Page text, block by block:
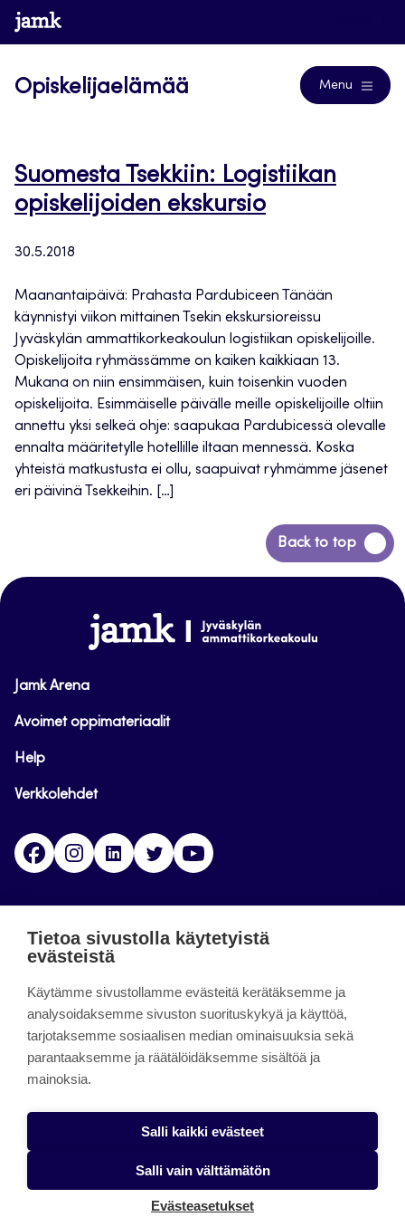
Siirry
suoraan
www.jamk.fi
Opiskelijaelämää Menu
Suomesta Tsekkiin: Logistiikan
opiskelijoiden ekskursio
30.5.2018
Maanantaipäivä: Prahasta Pardubiceen Tänään
käynnistyi viikon mittainen Tsekin ekskursioreissu
Jyväskylän ammattikorkeakoulun logistiikan opiskelijoille.
Opiskelijoita ryhmässämme on kaiken kaikkiaan 13.
Mukana on niin ensimmäisen, kuin toisenkin vuoden
opiskelijoita. Esimmäiselle päivälle meille opiskelijoille oltiin
annettu yksi selkeä ohje: saapukaa Pardubicessä olevalle
ennalta määritetylle hotellille iltaan mennessä. Koska
yhteistä matkustusta ei ollu, saapuivat ryhmämme jäsenet
eri päivinä Tsekkeihin. […]
Back to top
Siirry
takaisin
www.jamk.fi
Jamk Arena
Avoimet oppimateriaalit
Help
Verkkolehdet
FacebookInstagramLinkedinTwitter
päättynyt 11.9.2023.
About the site
Käyttöehdot
Saavutettavuusseloste
Alasottoilmoitus
Tietoa sivustolla käytetyistä
evästeistä
Käytämme sivustollamme evästeitä kerätäksemme ja
analysoidaksemme sivuston suorituskykyä ja käyttöä,
tarjotaksemme sosiaalisen median ominaisuuksia sekä
parantaaksemme ja räätälöidäksemme sisältöä ja
mainoksia.
Salli kaikki evästeet
Salli vain välttämätön
Evästeasetukset